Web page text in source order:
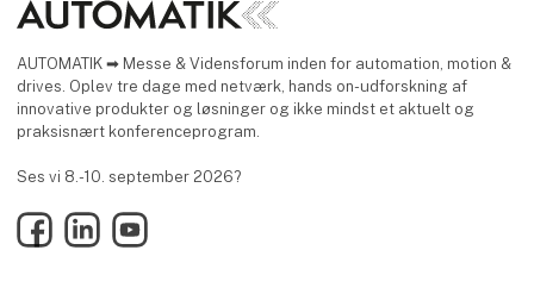
AUTOMATIK ➡ Messe & Vidensforum inden for automation, motion &
drives. Oplev tre dage med netværk, hands on-udforskning af
innovative produkter og løsninger og ikke mindst et aktuelt og
praksisnært konferenceprogram.
Ses vi 8.-10. september 2026?
FacebookLinkedInYouTube